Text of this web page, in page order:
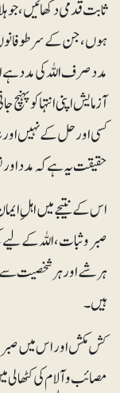
ثابت قدمی دکھائیں، جو
ہوں، جن کے سر
مدد صرف اللہ کی مدد
آزمایش اپنی انتہا کو
کسی اور حل کے نہیں
حقیقت یہ ہے کہ مدد
اس کے نتیجے میں اہلِ
صبروثبات، اللہ کے
ہر شے اور ہرشخصیت
ہیں۔
کش مکش اور اس میں
مصائب و آلام کی